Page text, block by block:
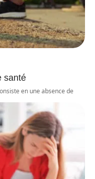
santé
en une absence de